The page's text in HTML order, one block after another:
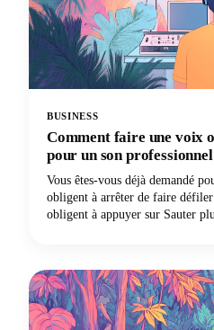
BUSINESS
Comment faire une voix
pour un son professionnel
Vous êtes-vous déjà demandé
obligent à arrêter de faire
obligent à appuyer sur Sauter
vous avez bien lu. Votre voix et
appareil photo sophistiqué !